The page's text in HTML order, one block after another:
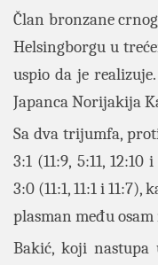
Član bronzane
Helsingborgu u
uspio da je
Japanca Norijakija
Sa dva trijumfa,
3:1 (11:9, 5:11,
3:0 (11:1, 11:1 i
plasman među
Bakić, koji nastupa